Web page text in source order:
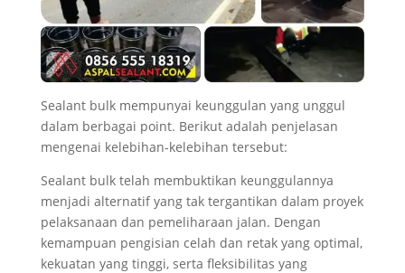
Sealant bulk mempunyai keunggulan yang unggul
dalam berbagai point. Berikut adalah penjelasan
mengenai kelebihan-kelebihan tersebut:
Sealant bulk telah membuktikan keunggulannya
menjadi alternatif yang tak tergantikan dalam proyek
pelaksanaan dan pemeliharaan jalan. Dengan
kemampuan pengisian celah dan retak yang optimal,
kekuatan yang tinggi, serta fleksibilitas yang